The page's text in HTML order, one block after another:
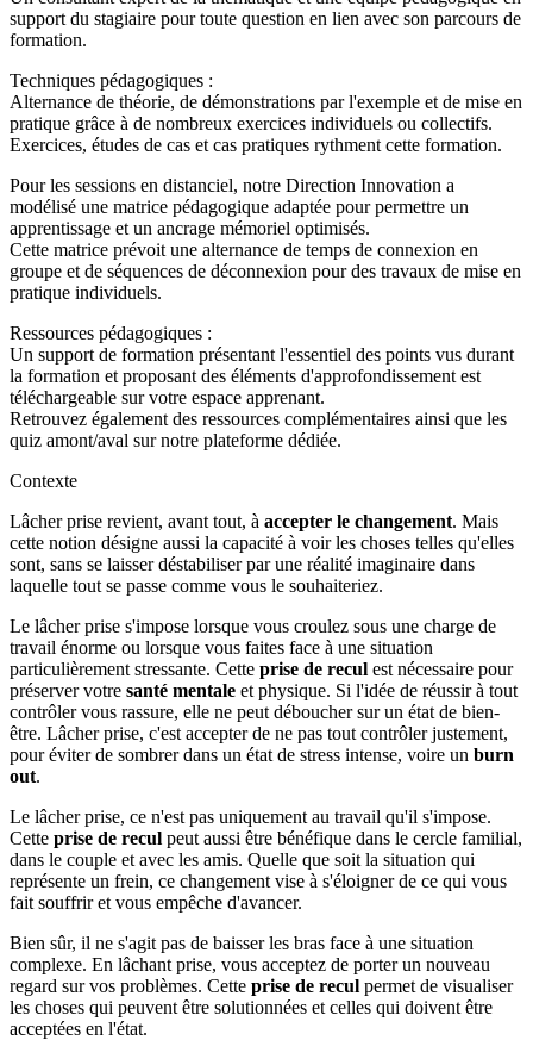
support du stagiaire pour toute question en lien avec son parcours de
formation.
Techniques pédagogiques :
Alternance de théorie, de démonstrations par l'exemple et de mise en
pratique grâce à de nombreux exercices individuels ou collectifs.
Exercices, études de cas et cas pratiques rythment cette formation.
Pour les sessions en distanciel, notre Direction Innovation a
modélisé une matrice pédagogique adaptée pour permettre un
apprentissage et un ancrage mémoriel optimisés.
Cette matrice prévoit une alternance de temps de connexion en
groupe et de séquences de déconnexion pour des travaux de mise en
pratique individuels.
Ressources pédagogiques :
Un support de formation présentant l'essentiel des points vus durant
la formation et proposant des éléments d'approfondissement est
téléchargeable sur votre espace apprenant.
Retrouvez également des ressources complémentaires ainsi que les
quiz amont/aval sur notre plateforme dédiée.
Contexte
Lâcher prise revient, avant tout, à accepter le changement. Mais
cette notion désigne aussi la capacité à voir les choses telles qu'elles
sont, sans se laisser déstabiliser par une réalité imaginaire dans
laquelle tout se passe comme vous le souhaiteriez.
Le lâcher prise s'impose lorsque vous croulez sous une charge de
travail énorme ou lorsque vous faites face à une situation
particulièrement stressante. Cette prise de recul est nécessaire pour
préserver votre santé mentale et physique. Si l'idée de réussir à tout
contrôler vous rassure, elle ne peut déboucher sur un état de bien-
être. Lâcher prise, c'est accepter de ne pas tout contrôler justement,
pour éviter de sombrer dans un état de stress intense, voire un burn
out.
Le lâcher prise, ce n'est pas uniquement au travail qu'il s'impose.
Cette prise de recul peut aussi être bénéfique dans le cercle familial,
dans le couple et avec les amis. Quelle que soit la situation qui
représente un frein, ce changement vise à s'éloigner de ce qui vous
fait souffrir et vous empêche d'avancer.
Bien sûr, il ne s'agit pas de baisser les bras face à une situation
complexe. En lâchant prise, vous acceptez de porter un nouveau
regard sur vos problèmes. Cette prise de recul permet de visualiser
les choses qui peuvent être solutionnées et celles qui doivent être
acceptées en l'état.